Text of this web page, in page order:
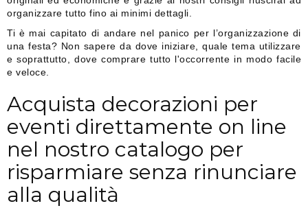
organizzare tutto fino ai minimi dettagli.
Ti è mai capitato di andare nel panico per l’organizzazione di
una festa? Non sapere da dove iniziare, quale tema utilizzare
e soprattutto, dove comprare tutto l'occorrente in modo facile
e veloce.
Acquista decorazioni per
eventi direttamente on line
nel nostro catalogo per
risparmiare senza rinunciare
alla qualità